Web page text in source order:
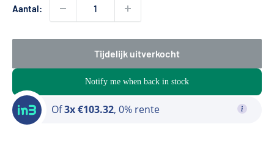
Aantal:
Tijdelijk uitverkocht
Notify me when back in stock
Of3x €103.32, 0% rente